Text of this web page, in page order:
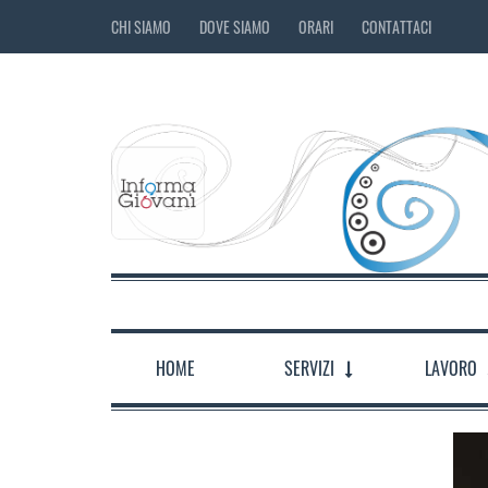
CHI SIAMO DOVE SIAMO ORARI CONTATTACI
HOME SERVIZI LAVORO